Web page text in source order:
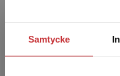
Samtycke
Per Andersson är